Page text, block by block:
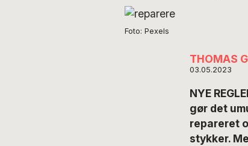
Foto: Pexels
THOMAS
03.05.2023
NYE
gør det
repareret
stykker.